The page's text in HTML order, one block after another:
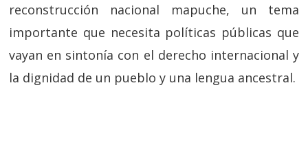
reconstrucción nacional mapuche, un tema
importante que necesita políticas públicas que
vayan en sintonía con el derecho internacional y
la dignidad de un pueblo y una lengua ancestral.